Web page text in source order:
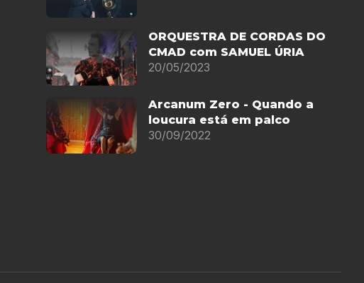
ORQUESTRA DE CORDAS DO
CMAD com SAMUEL ÚRIA
20/05/2023
Arcanum Zero - Quando a
loucura está em palco
30/09/2022